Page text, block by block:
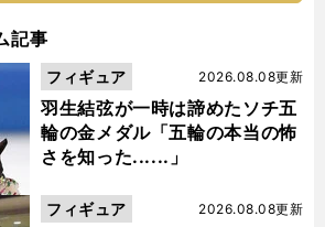
記事
羽生結弦が一時は諦めたソチ五
輪の金メダル「五輪の本当の怖
さを知った......」
2026.08.08更新
フィギュア
2026.08.08更新
フィギュア